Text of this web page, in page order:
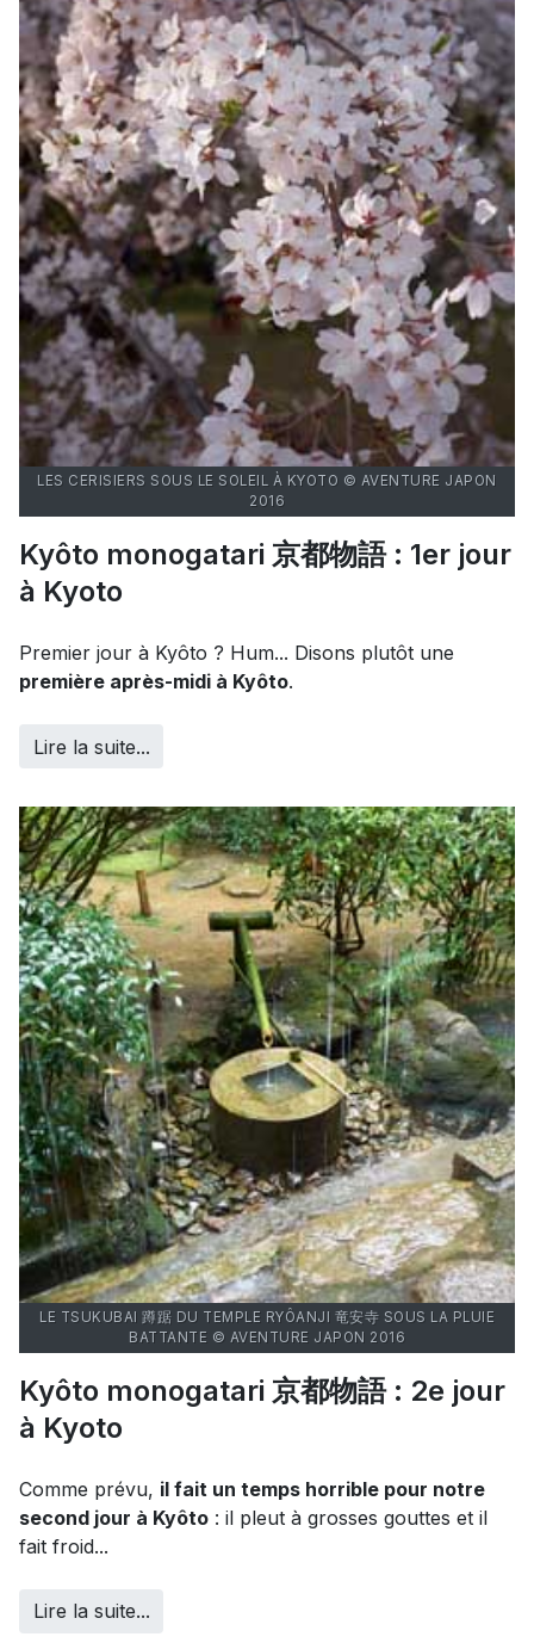
LES CERISIERS SOUS LE SOLEIL À KYOTO © AVENTURE JAPON
2016
Kyôto monogatari 京都物語 : 1er jour
à Kyoto
Premier jour à Kyôto ? Hum... Disons plutôt une
première après-midi à Kyôto.
Lire la suite...
LE TSUKUBAI 蹲踞 DU TEMPLE RYÔANJI 竜安寺 SOUS LA PLUIE
BATTANTE © AVENTURE JAPON 2016
Kyôto monogatari 京都物語 : 2e jour
à Kyoto
Comme prévu, il fait un temps horrible pour notre
second jour à Kyôto : il pleut à grosses gouttes et il
fait froid...
Lire la suite...